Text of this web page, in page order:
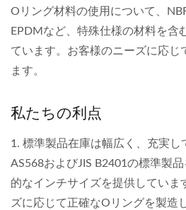
Oリング材料の使用について、
EPDMなど、特殊仕様の材料を含
ています。お客様のニーズに応じ
ます。
私たちの利点
1. 標準製品在庫は幅広く、充実し
AS568およびJIS B2401の標準製
的なインチサイズを提供していま
ズに応じて正確なOリングを製造